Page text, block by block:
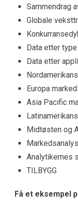
Sammendrag
Globale
Data etter type
Data etter
Europa
Asia Pacific
Midtøsten og
Analytikernes
TILBYGG
Få et eksempel